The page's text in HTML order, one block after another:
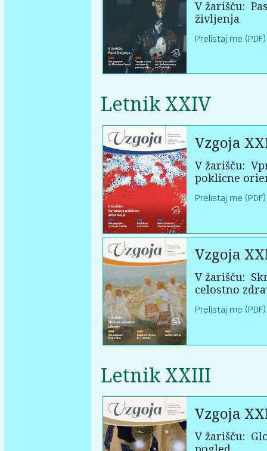
V žarišču:
življenja
Prelistaj me (PDF)
Letnik XXIV
Vzgoja
V žarišču:
poklicne
Prelistaj me (PDF)
Vzgoja
V žarišču:
celostno
Prelistaj me (PDF)
Letnik XXIII
Vzgoja
V žarišču: